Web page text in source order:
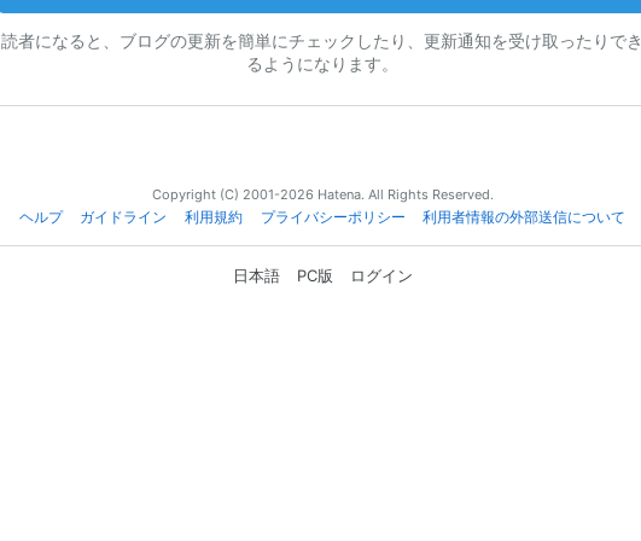
読者になると、ブログの更新を簡単にチェックしたり、更新通知を受け取ったりでき
るようになります。
Copyright (C) 2001-2026 Hatena. All Rights Reserved.
ヘルプ
ガイドライン 利用規約 プライバシーポリシー 利用者情報の外部送信について
日本語 PC版 ログイン